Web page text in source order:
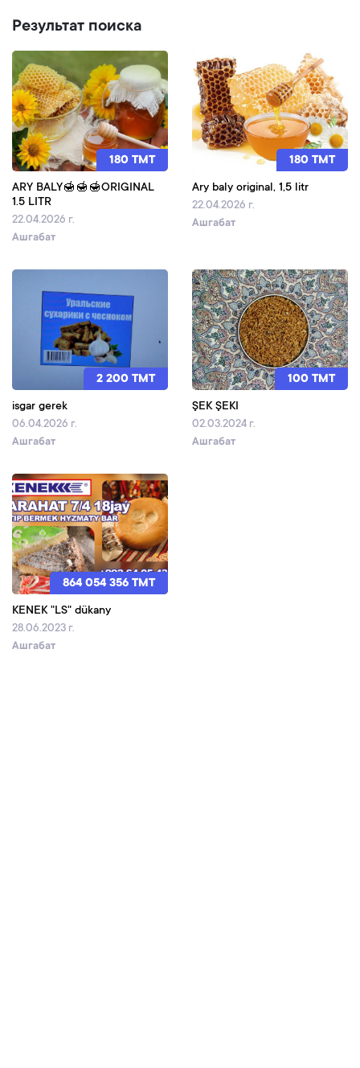
Результат поиска
180 TMT
ARY BALY🍯🍯🍯ORIGINAL
1.5 LITR
22.04.2026 г.
Ашгабат
180 TMT
Ary baly original, 1,5 litr
22.04.2026 г.
Ашгабат
2 200 TMT
isgar gerek
06.04.2026 г.
Ашгабат
100 TMT
ŞEK ŞEKI
02.03.2024 г.
Ашгабат
864 054 356 TMT
KENEK "LS" dükany
28.06.2023 г.
Ашгабат